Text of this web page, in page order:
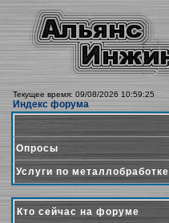
Текущее время: 09/08/2026 10:59:25
Индекс форума
Опросы
Услуги по металлобработке
Кто сейчас на форуме